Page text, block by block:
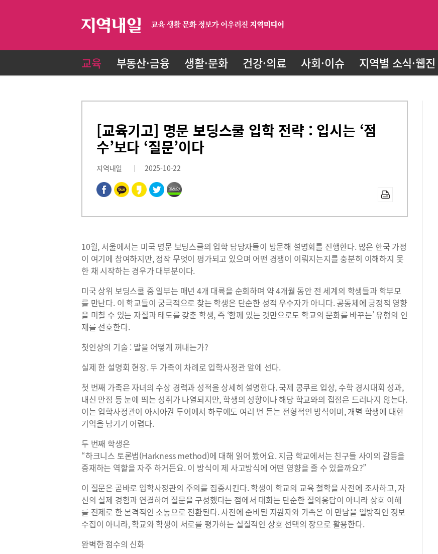
교육 부동산·금융 생활·문화 건강·의료 사회·이슈 지역별 소식·웹진
[교육기고] 명문 보딩스쿨 입학 전략 : 입시는 ‘점
수’보다 ‘질문’이다
지역내일 2025-10-22
10월, 서울에서는 미국 명문 보딩스쿨의 입학 담당자들이 방문해 설명회를 진행한다. 많은 한국 가정
이 여기에 참여하지만, 정작 무엇이 평가되고 있으며 어떤 경쟁이 이뤄지는지를 충분히 이해하지 못
한 채 시작하는 경우가 대부분이다.
미국 상위 보딩스쿨 중 일부는 매년 4개 대륙을 순회하며 약 4개월 동안 전 세계의 학생들과 학부모
를 만난다. 이 학교들이 궁극적으로 찾는 학생은 단순한 성적 우수자가 아니다. 공동체에 긍정적 영향
을 미칠 수 있는 자질과 태도를 갖춘 학생, 즉 ‘함께 있는 것만으로도 학교의 문화를 바꾸는’ 유형의 인
재를 선호한다.
첫인상의 기술 : 말을 어떻게 꺼내는가?
실제 한 설명회 현장. 두 가족이 차례로 입학사정관 앞에 선다.
첫 번째 가족은 자녀의 수상 경력과 성적을 상세히 설명한다. 국제 콩쿠르 입상, 수학 경시대회 성과,
내신 만점 등 눈에 띄는 성취가 나열되지만, 학생의 성향이나 해당 학교와의 접점은 드러나지 않는다.
이는 입학사정관이 아시아권 투어에서 하루에도 여러 번 듣는 전형적인 방식이며, 개별 학생에 대한
기억을 남기기 어렵다.
두 번째 학생은
“하크니스 토론법(Harkness method)에 대해 읽어 봤어요. 지금 학교에서는 친구들 사이의 갈등을
중재하는 역할을 자주 하거든요. 이 방식이 제 사고방식에 어떤 영향을 줄 수 있을까요?”
이 질문은 곧바로 입학사정관의 주의를 집중시킨다. 학생이 학교의 교육 철학을 사전에 조사하고, 자
신의 실제 경험과 연결하여 질문을 구성했다는 점에서 대화는 단순한 질의응답이 아니라 상호 이해
를 전제로 한 본격적인 소통으로 전환된다. 사전에 준비된 지원자와 가족은 이 만남을 일방적인 정보
수집이 아니라, 학교와 학생이 서로를 평가하는 실질적인 상호 선택의 장으로 활용한다.
완벽한 점수의 신화